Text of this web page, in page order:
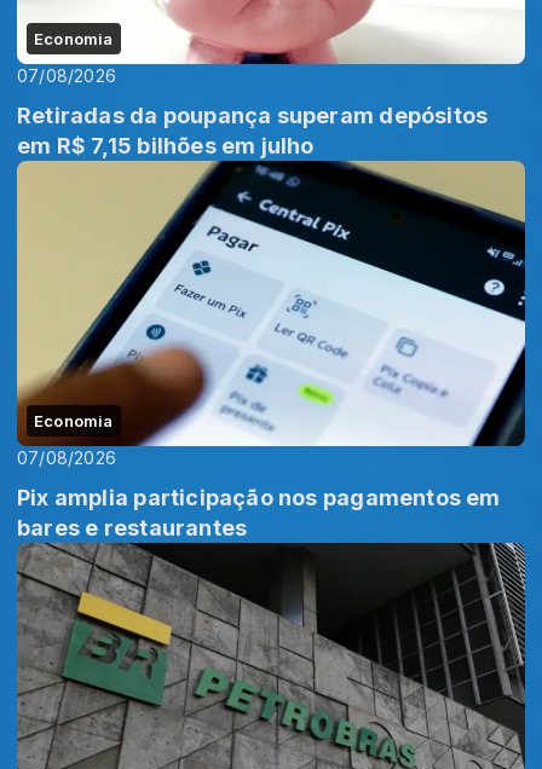
Economia
07/08/2026
Retiradas da poupança superam depósitos
em R$ 7,15 bilhões em julho
Economia
07/08/2026
Pix amplia participação nos pagamentos em
bares e restaurantes